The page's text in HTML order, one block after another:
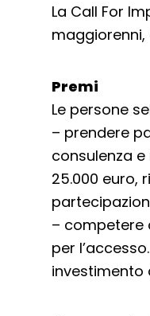
La Call For
Premi
Le persone
– prendere
consulenza
25.000 euro,
– competere
per
investimento